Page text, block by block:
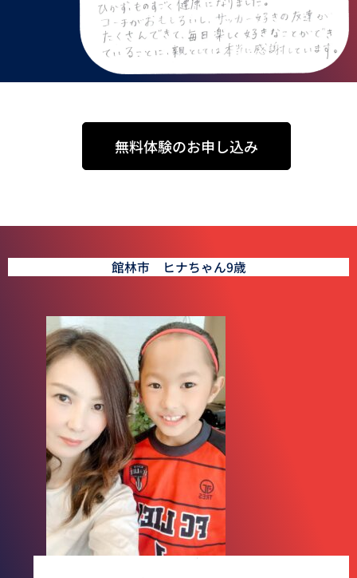
無料体験のお申し込み
館林市 ヒナちゃん9歳